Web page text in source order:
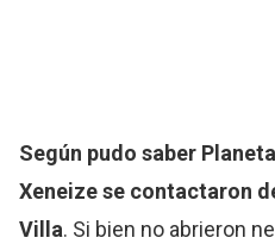
Según pudo saber
Xeneize se contactaron
Villa. Si bien no abrieron